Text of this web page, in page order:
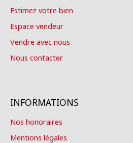
Estimez votre bien
Espace vendeur
Vendre avec nous
Nous contacter
INFORMATIONS
Nos honoraires
Mentions légales